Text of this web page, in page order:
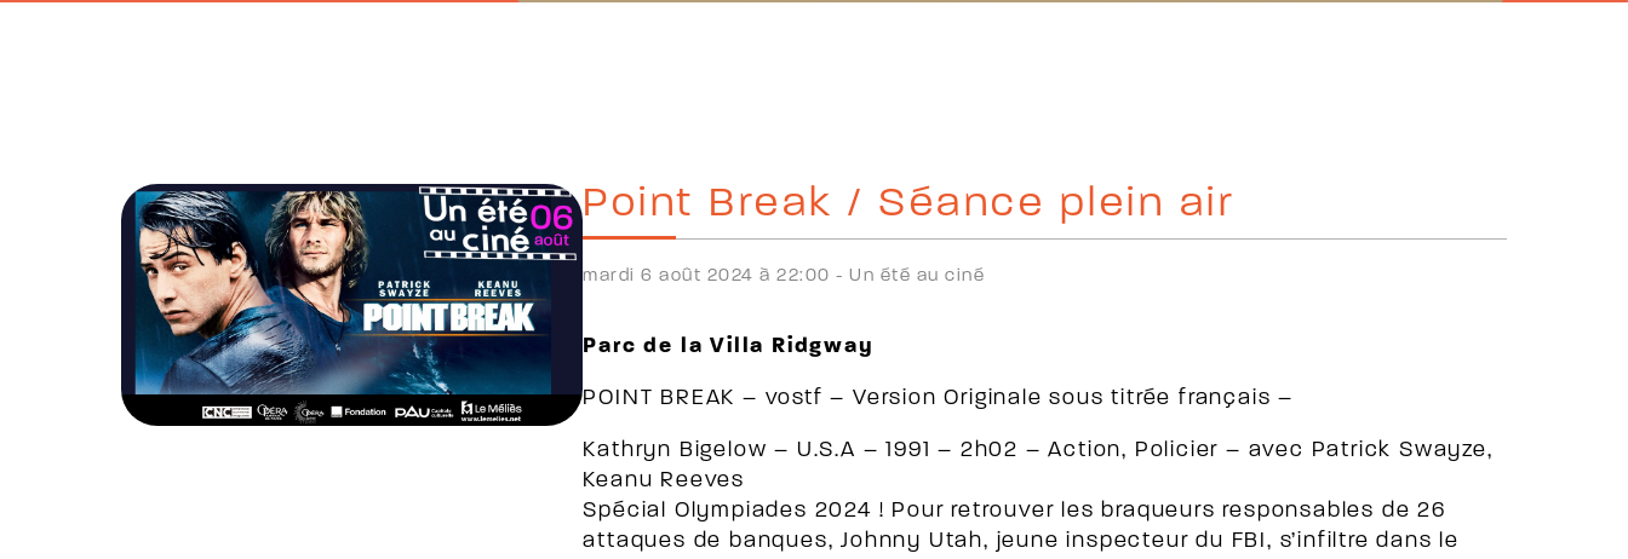
Point Break / Séance plein air
mardi 6 août 2024 à 22:00 -Un été au ciné
Parc de la Villa Ridgway
POINT BREAK – vostf – Version Originale sous titrée français –
Kathryn Bigelow – U.S.A – 1991 – 2h02 – Action, Policier – avec Patrick Swayze,
Keanu Reeves
Spécial Olympiades 2024 ! Pour retrouver les braqueurs responsables de 26
attaques de banques, Johnny Utah, jeune inspecteur du FBI, s’infiltre dans le